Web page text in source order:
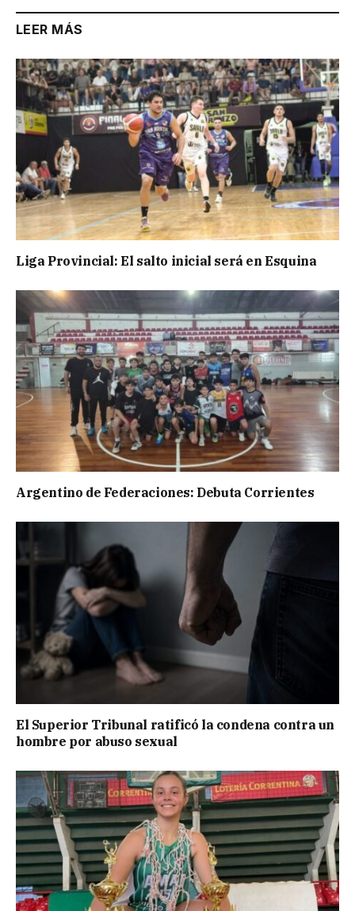
LEER MÁS
Liga Provincial: El salto inicial será en Esquina
Argentino de Federaciones: Debuta Corrientes
El Superior Tribunal ratificó la condena contra un
hombre por abuso sexual